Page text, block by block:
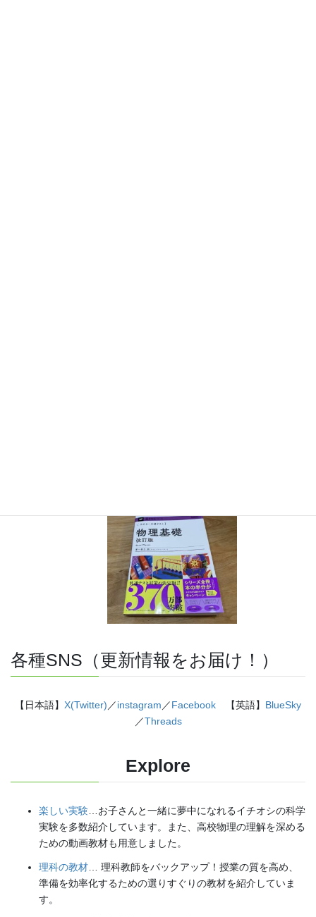
各種SNS（更新情報をお届け！）
【日本語】 X(Twitter) ／instagram ／Facebook 【英語】 BlueSky
／Threads
Explore
楽しい実験 …お子さんと一緒に夢中になれるイチオシの科学
実験を多数紹介しています。また、高校物理の理解を深める
ための動画教材も用意しました。
理科の教材… 理科教師をバックアップ！授業の質を高め、
準備を効率化するための選りすぐりの教材を紹介していま
す。